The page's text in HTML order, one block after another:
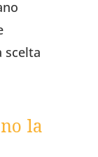
scelta
la